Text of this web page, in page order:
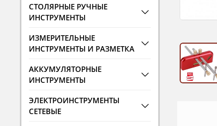
СТОЛЯРНЫЕ РУЧНЫЕ
ИНСТРУМЕНТЫ
ИЗМЕРИТЕЛЬНЫЕ
ИНСТРУМЕНТЫ И РАЗМЕТКА
АККУМУЛЯТОРНЫЕ
ИНСТРУМЕНТЫ
ЭЛЕКТРОИНСТРУМЕНТЫ
СЕТЕВЫЕ